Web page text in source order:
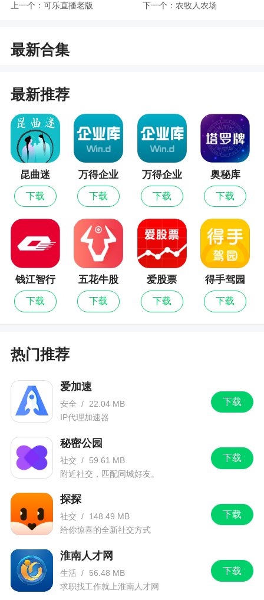
第二点就是小心猫咪会咬人，猫咪是很喜欢咬
有的时候会咬主人的手指头，还有时候抓着主人的
胳膊去咬，其实猫咪咬人的话是可以改掉的，我们
在张嘴要咬我们的时候，我们不管它咬到还是没咬
下，猫咪都会被吓住，然后他们心里会想，这么咬
人，主人是会很疼的，慢慢的让猫养成习惯，就这
样，慢慢的猫就不会咬人了。
第三点就是小猫很难适应新的环境，他们就在
刚接触新的环境的时候，总是感觉心里面很慌，而
且他们也是一种缺乏安全感的小宠物，他们在新环
境的时候，总是会乱走，其实他们心里想的是非常
简单的，就是想找一个安全的地方躲起来，这个时
候我们都要给小猫准备一个纸箱，准备纸箱之后，
等小猫看到，她们会自觉的钻到那纸箱里面，等他
们钻到纸箱的时候，他们会感觉到非常有安全感，
睡觉也睡得很踏实，很舒服的。
猫咪洗澡，想让自己的猫咪干干净净的，其实猫咪
净的动物，就是在平时的时候，猫咪也会，经常能
去洗一下自己身上，让自己保持一个干净的身体，
但是我们在给猫咪洗澡的时候，一定要注意不能给
猫咪用冷水洗澡，因为猫咪是很脆弱的用冷水的话
会让猫咪生病的，所以还是建议大家不要给小猫咪
洗得太勤，我们只需要间隔一段时间给它洗一次就
软件特色
1、在15分钟后，所有聊天记录和联系人将被清
除
2、阅后即焚,全方位的保护你的隐私
上一个： 可乐直播老版 下一个： 农牧人农场
最新合集
最新推荐
昆曲迷
下载
万得企业
库最新版
下载
万得企业
库
下载
奥秘库
下载
钱江智行
下载
五花牛股
票最新版
下载
爱股票
下载
得手驾园
下载
热门推荐
下载
爱加速
安全 / 22.04 MB
IP代理加速器
下载
秘密公园
社交 /
59.61 MB
附近社交，匹配同城好友。
下载
探探
社交 /
148.49 MB
给你惊喜的全新社交方式
下载
淮南人才网
生活 /
56.48 MB
求职找工作就上淮南人才网